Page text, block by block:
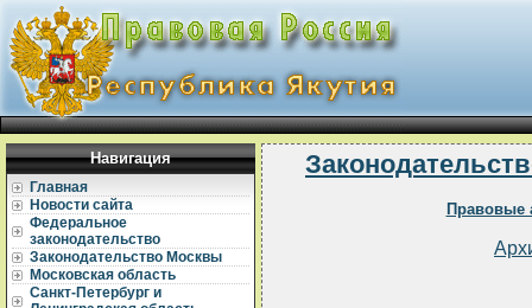
Навигация
Главная
Новости сайта
Федеральное
законодательство
Законодательство Москвы
Московская область
Санкт-Петербург и
Правовые